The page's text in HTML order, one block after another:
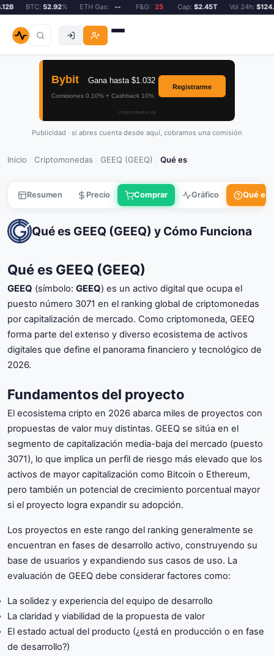
BTC:52.92% ETH Gas: -- F&G: 25 Cap:$2.45T Vol 24h:
Publicidad · si abres cuenta desde aquí, cobramos una comisión
Inicio Criptomonedas GEEQ (GEEQ) Qué es
Resumen Precio Comprar Gráfico Qué es
Qué es GEEQ (GEEQ) y Cómo Funciona
Qué es GEEQ (GEEQ)
GEEQ (símbolo: GEEQ) es un activo digital que ocupa el
puesto número 3071 en el ranking global de criptomonedas
por capitalización de mercado. Como criptomoneda, GEEQ
forma parte del extenso y diverso ecosistema de activos
digitales que define el panorama financiero y tecnológico de
2026.
Fundamentos del proyecto
El ecosistema cripto en 2026 abarca miles de proyectos con
propuestas de valor muy distintas. GEEQ se sitúa en el
segmento de capitalización media-baja del mercado (puesto
3071), lo que implica un perfil de riesgo más elevado que los
activos de mayor capitalización como Bitcoin o Ethereum,
pero también un potencial de crecimiento porcentual mayor
si el proyecto logra expandir su adopción.
Los proyectos en este rango del ranking generalmente se
encuentran en fases de desarrollo activo, construyendo su
base de usuarios y expandiendo sus casos de uso. La
evaluación de GEEQ debe considerar factores como:
La solidez y experiencia del equipo de desarrollo
La claridad y viabilidad de la propuesta de valor
El estado actual del producto (¿está en producción o en fase
de desarrollo?)